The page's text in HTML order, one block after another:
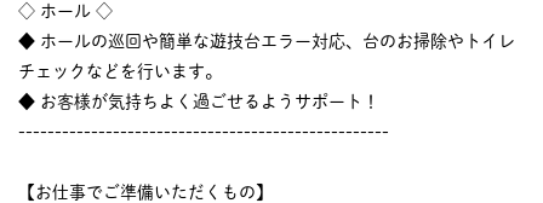
◇ ホール ◇
◆ ホールの巡回や簡単な遊技台エラー対応、台のお掃除やトイレ
チェックなどを行います。
◆ お客様が気持ちよく過ごせるようサポート！
---------------------------------------------------
【お仕事でご準備いただくもの】